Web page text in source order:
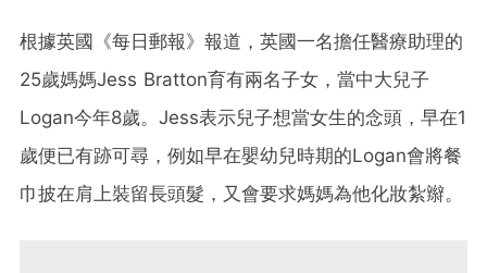
根據英國《每日郵報》報道，英國一名擔任醫療助理的
25歲媽媽Jess Bratton育有兩名子女，當中大兒子
Logan今年8歲。Jess表示兒子想當女生的念頭，早在1
歲便已有跡可尋，例如早在嬰幼兒時期的Logan會將餐
巾披在肩上裝留長頭髮，又會要求媽媽為他化妝紮辮。